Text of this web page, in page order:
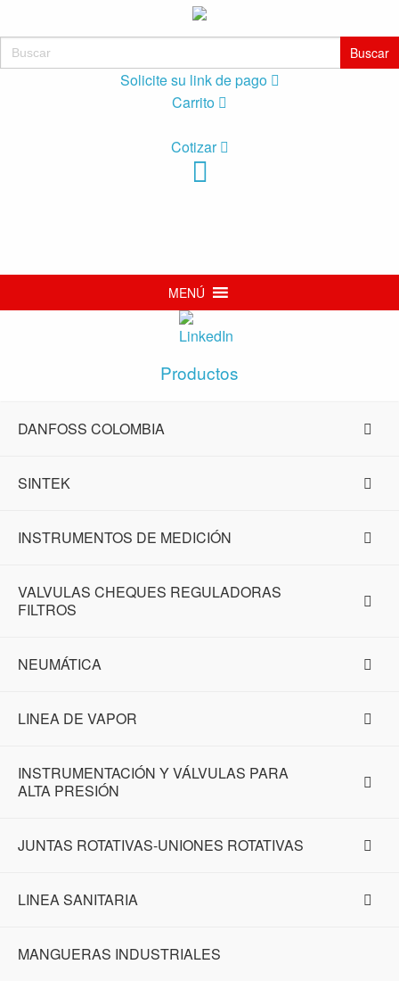
Buscar:
Solicite su link de pago
Carrito
Cotizar
MENÚ
Productos
DANFOSS COLOMBIA
SINTEK
INSTRUMENTOS DE MEDICIÓN
VALVULAS CHEQUES REGULADORAS
FILTROS
NEUMÁTICA
LINEA DE VAPOR
INSTRUMENTACIÓN Y VÁLVULAS PARA
ALTA PRESIÓN
JUNTAS ROTATIVAS-UNIONES ROTATIVAS
LINEA SANITARIA
MANGUERAS INDUSTRIALES